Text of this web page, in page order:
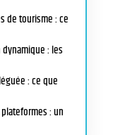
de tourisme : ce
: les
: ce que
: un